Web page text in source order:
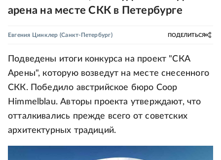
арена на месте СКК в Петербурге
Евгения Цинклер (Санкт-Петербург) ПОДЕЛИТЬСЯ
Подведены итоги конкурса на проект "СКА
Арены", которую возведут на месте снесенного
СКК. Победило австрийское бюро Coop
Himmelblau. Авторы проекта утверждают, что
отталкивались прежде всего от советских
архитектурных традиций.